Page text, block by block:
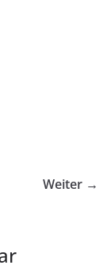
Weiter →